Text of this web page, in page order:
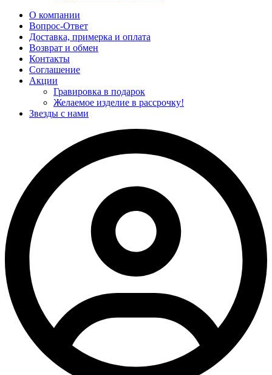
О компании
Вопрос-Ответ
Доставка, примерка и оплата
Возврат и обмен
Контакты
Соглашение
Акции
Гравировка в подарок
Желаемое изделие в рассрочку!
Звезды с нами